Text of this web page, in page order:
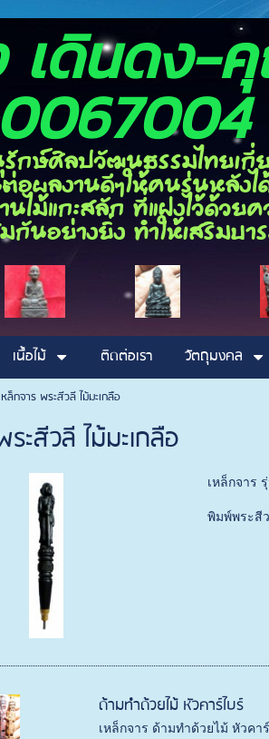
เดิน
ปวัฒนธรรมไทยเกี่ยว
อผลงานดีๆให้คนรุ่นหลังไ
นไม้แกะสลัก ที่แฝงไว้ด้ว
มกันอย่างยิ่ง ทำให้เสริม
เนื้อไม้ ติดต่อเรา วัตถุมงคล
หล็กจาร พระสีวลี ไม้มะเกลือ
ะสีวลี ไม้มะเกลือ
เหล็กจาร
พิมพ์พระสี
ด้ามทำด้วยไม้ หัวคาร์ไบร์
เหล็กจาร ด้ามทำด้วยไม้ หัวคา